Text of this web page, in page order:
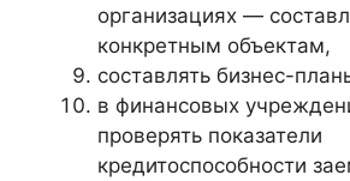
организациях —
конкретным объектам,
составлять бизнес-
в финансовых
проверять показатели
кредитоспособности